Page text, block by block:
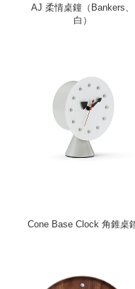
AJ 柔情桌鐘（Bankers、
白）
Cone Base Clock 角錐桌